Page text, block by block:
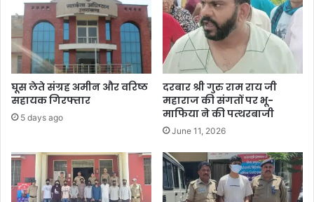
घूस लेते संग्रह अमीन और वरिष्ठ
सहायक गिरफ्तार
5 days ago
दरबार श्री गुरु राम राय जी
महाराज की संगतों पर भू-
माफिया ने की पत्थरबाजी
June 11, 2026